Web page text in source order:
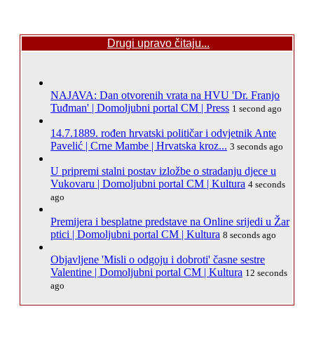
Drugi upravo čitaju...
NAJAVA: Dan otvorenih vrata na HVU 'Dr. Franjo
Tuđman' | Domoljubni portal CM | Press 1 second ago
14.7.1889. rođen hrvatski političar i odvjetnik Ante
Pavelić | Crne Mambe | Hrvatska kroz... 3 seconds ago
U pripremi stalni postav izložbe o stradanju djece u
Vukovaru | Domoljubni portal CM | Kultura 4 seconds
ago
Premijera i besplatne predstave na Online srijedi u Žar
ptici | Domoljubni portal CM | Kultura 8 seconds ago
Objavljene 'Misli o odgoju i dobroti' časne sestre
Valentine | Domoljubni portal CM | Kultura 12 seconds
ago